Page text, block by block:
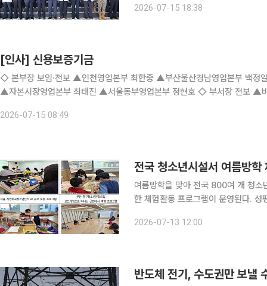
원광대병원에 배치된 뒤 전북 전역과
2026-07-15 18:38
[인사] 신용보증기금
◇ 본부장 보임·전보 ▲인천영업본부 최한중 ▲부산울산경남영업본부 백정일 ▲대구경북영업본부 황현귀 ▲충청영업본부 손종욱 (전보)
▲자본시장영업본부 최태진 ▲서울동부영업본부 정현호 ◇ 부서장 전보 ▲비서실 조영직 ▲성과관리부 최중호 ▲ICT전략부 이송필 ▲
2026-07-15 08:49
전국 청소년시설서 여름방학
여름방학을 맞아 전국 800여 개 청소
한 체험활동 프로그램이 운영된다. 성평등가족부는 청소년들이 방학 기간 다양한 경험을 쌓고 진로
탐구 분야에서는 서울 중랑청소년센터
2026-07-13 12:00
반도체 전기, 수도권만 보낼